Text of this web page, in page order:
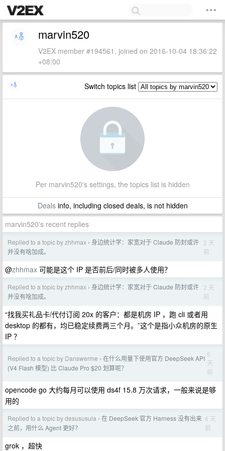
marvin520
V2EX member #194561, joined on 2016-10-04 18:36:22
+08:00
Switch topics list
Per marvin520's settings, the topics list is hidden
Dealsinfo, including closed deals, is not hidden
marvin520's recent replies
Replied to a topic by zhhmax › 身边统计学：家宽对于 Claude 防封或许
并没有啥加成。
2 天
前
@zhhmax 可能是这个 IP 是否前后/同时被多人使用？
Replied to a topic by zhhmax › 身边统计学：家宽对于 Claude 防封或许
并没有啥加成。
2 天
前
“找我买礼品卡/代付订阅 20x 的客户：都是机房 IP ，跑 cli 或者用
desktop 的都有，均已稳定续费两三个月。”这个是指小众机房的原生
IP ？
Replied to a topic by Danswerme › 在什么用量下使用官方 DeepSeek API
(V4 Flash 模型) 比 Claude Pro $20 划算呢？
6
天
前
opencode go 大约每月可以使用 ds4f 15.8 万次请求，一般来说是够
用的
Replied to a topic by desususula › 在 DeepSeek 官方 Harness 没有出来
之前，用什么 Agent 更好？
6 天
前
grok ，超快